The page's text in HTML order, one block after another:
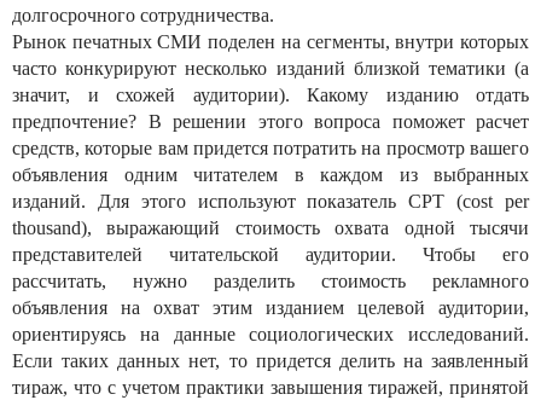
долгосрочного сотрудничества.
Рынок печатных СМИ поделен на сегменты, внутри которых
часто конкурируют несколько изданий близкой тематики (а
значит, и схожей аудитории). Какому изданию отдать
предпочтение? В решении этого вопроса поможет расчет
средств, которые вам придется потратить на просмотр вашего
объявления одним читателем в каждом из выбранных
изданий. Для этого используют показатель СРТ (cost per
thousand), выражающий стоимость охвата одной тысячи
представителей читательской аудитории. Чтобы его
рассчитать, нужно разделить стоимость рекламного
объявления на охват этим изданием целевой аудитории,
ориентируясь на данные социологических исследований.
Если таких данных нет, то придется делить на заявленный
тираж, что с учетом практики завышения тиражей, принятой